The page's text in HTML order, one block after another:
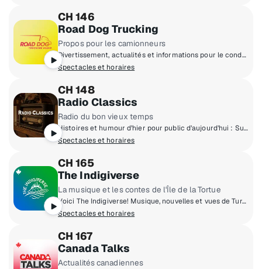
CH 146
Road Dog Trucking
Propos pour les camionneurs
Divertissement, actualités et informations pour le conducteur commercial.
Spectacles et horaires
CH 148
Radio Classics
Radio du bon vieux temps
Histoires et humour d’hier pour public d’aujourd’hui : Superman, Dragnet, Gunsmoke, Suspense, Jack Benny, Bob Hope, Lucille Ball
Spectacles et horaires
CH 165
The Indigiverse
La musique et les contes de l'Île de la Tortue
Voici The Indigiverse! Musique, nouvelles et vues de Turtle Island.
Spectacles et horaires
CH 167
Canada Talks
Actualités canadiennes